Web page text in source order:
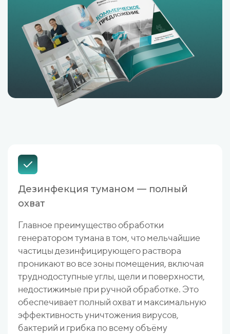
Дезинфекция туманом — полный
охват
Главное преимущество обработки
генератором тумана в том, что мельчайшие
частицы дезинфицирующего раствора
проникают во все зоны помещения, включая
труднодоступные углы, щели и поверхности,
недостижимые при ручной обработке. Это
обеспечивает полный охват и максимальную
эффективность уничтожения вирусов,
бактерий и грибка по всему объёму